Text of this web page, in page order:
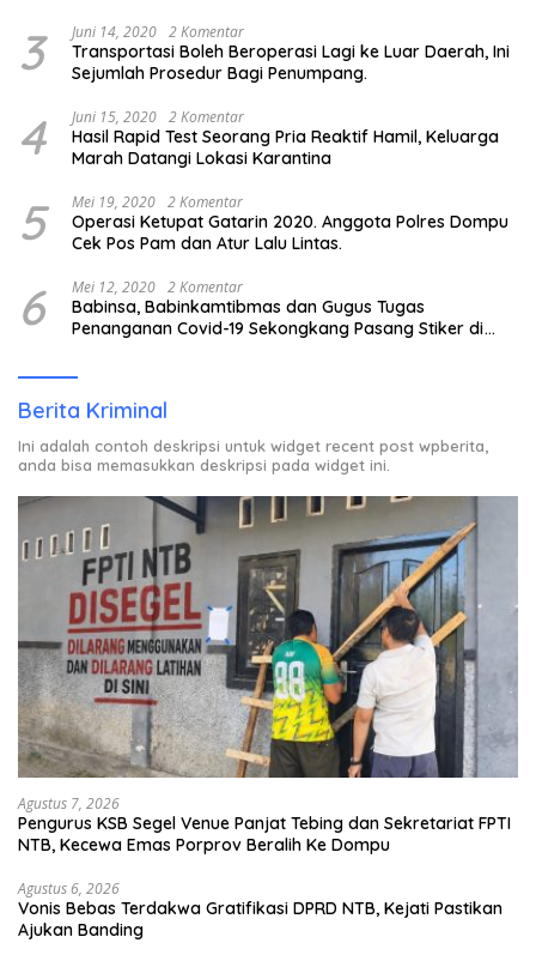
3 Juni 14, 2020 2 Komentar
Transportasi Boleh Beroperasi Lagi ke Luar Daerah, Ini
Sejumlah Prosedur Bagi Penumpang.
4 Juni 15, 2020 2 Komentar
Hasil Rapid Test Seorang Pria Reaktif Hamil, Keluarga
Marah Datangi Lokasi Karantina
5 Mei 19, 2020 2 Komentar
Operasi Ketupat Gatarin 2020. Anggota Polres Dompu
Cek Pos Pam dan Atur Lalu Lintas.
6 Mei 12, 2020 2 Komentar
Babinsa, Babinkamtibmas dan Gugus Tugas
Penanganan Covid-19 Sekongkang Pasang Stiker di
Berita Kriminal
Ini adalah contoh deskripsi untuk widget recent post wpberita,
anda bisa memasukkan deskripsi pada widget ini.
Agustus 7, 2026
Pengurus KSB Segel Venue Panjat Tebing dan Sekretariat FPTI
NTB, Kecewa Emas Porprov Beralih Ke Dompu
Agustus 6, 2026
Vonis Bebas Terdakwa Gratifikasi DPRD NTB, Kejati Pastikan
Ajukan Banding